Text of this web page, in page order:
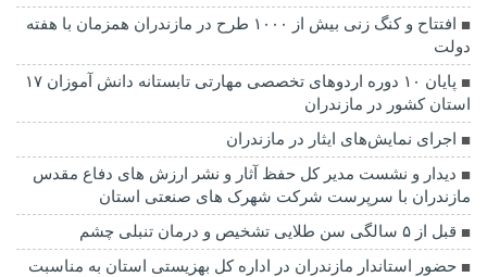
افتتاح و کنگ زنی بیش از ۱۰۰۰ طرح در مازندران همزمان با هفته
دولت
پایان ۱۰ دوره اردوهای تخصصی مهارتی تابستانه دانش آموزان ۱۷
استان کشور در مازندران
اجرای نمایش‌های ایثار در مازندران
دیدار و نشست مدیر کل حفظ آثار و نشر ارزش های دفاع مقدس
مازندران با سرپرست شرکت شهرک های صنعتی استان
قبل از ۵ سالگی سن طلایی تشخیص و درمان تنبلی چشم
حضور استاندار مازندران در اداره کل بهزیستی استان به مناسبت